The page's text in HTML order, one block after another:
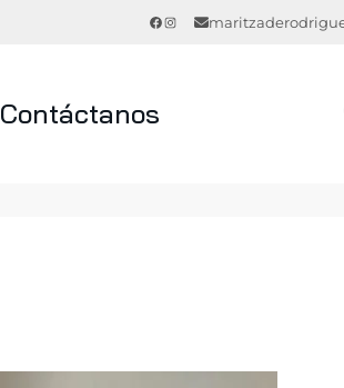
Facebook
Instagram
Contáctanos